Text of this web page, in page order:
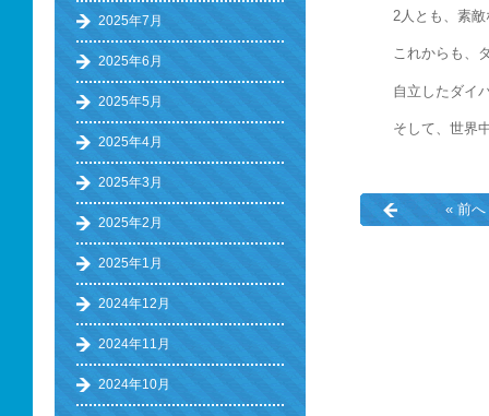
2人とも、素
これからも、
自立したダイ
そして、世界
« 前へ
2025年7月
2025年6月
2025年5月
2025年4月
2025年3月
2025年2月
2025年1月
2024年12月
2024年11月
2024年10月